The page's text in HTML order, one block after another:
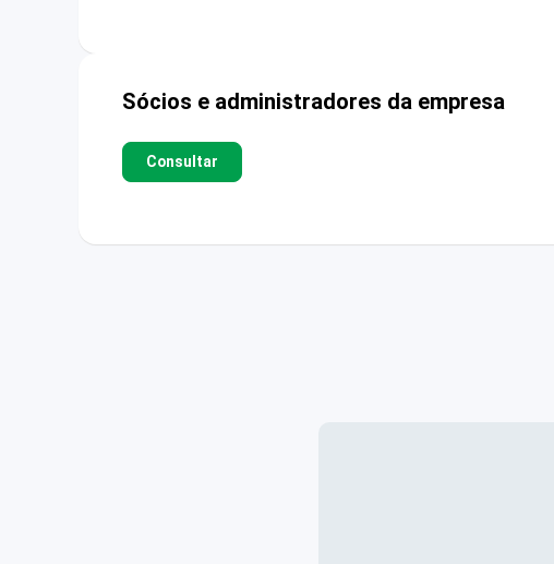
Sócios e administradores da empresa
Consultar